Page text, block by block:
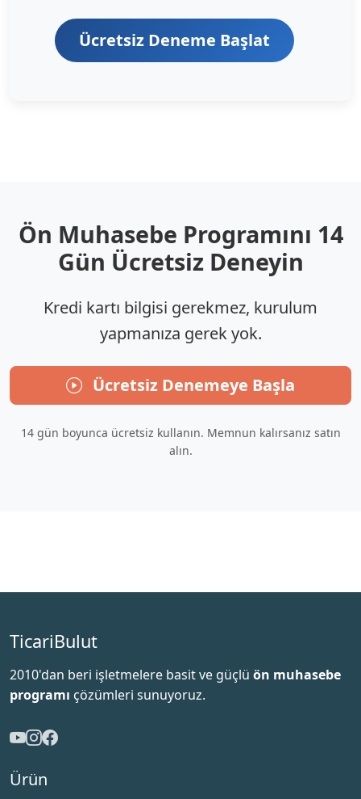
Ücretsiz Deneme Başlat
Ön Muhasebe Programını 14
Gün Ücretsiz Deneyin
Kredi kartı bilgisi gerekmez, kurulum
yapmanıza gerek yok.
Ücretsiz Denemeye Başla
14 gün boyunca ücretsiz kullanın. Memnun kalırsanız satın
alın.
TicariBulut
2010'dan beri işletmelere basit ve güçlü ön muhasebe
programı çözümleri sunuyoruz.
Ürün